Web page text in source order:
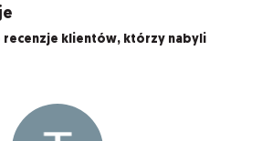
klientów, którzy nabyli